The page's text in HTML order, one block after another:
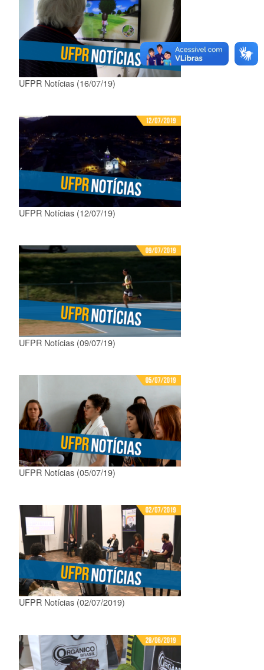
UFPR Notícias (16/07/19)
UFPR Notícias (12/07/19)
UFPR Notícias (09/07/19)
UFPR Notícias (05/07/19)
UFPR Notícias (02/07/2019)